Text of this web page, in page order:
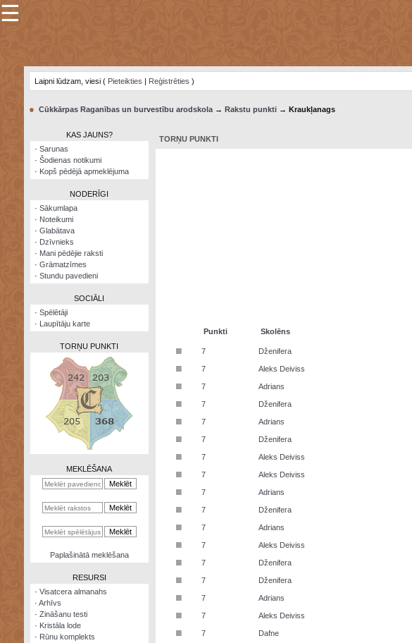
×
Šodienas
Visatcera
almanahs
kalkulators
☰
Laipni lūdzam, viesi ( Pieteikties | Reģistrēties )
● Cūkkārpas Raganības un burvestību arodskola→ Rakstu punkti→ Kraukļanags
KAS JAUNS?
· Sarunas
· Šodienas notikumi
· Kopš pēdējā apmeklējuma
NODERĪGI
· Sākumlapa
· Noteikumi
· Glabātava
· Dzīvnieks
· Mani pēdējie raksti
· Grāmatzīmes
· Stundu pavedieni
SOCIĀLI
· Spēlētāji
· Laupītāju karte
TORŅU PUNKTI
MEKLĒŠANA
Paplašinātā meklēšana
RESURSI
· Visatcera almanahs
· Arhīvs
· Zināšanu testi
· Kristāla lode
· Rūnu komplekts
TORŅU PUNKTI
Punkti Skolēns
■ 7 Dženifera
■ 7 Aleks Deiviss
■ 7 Adrians
■ 7 Dženifera
■ 7 Adrians
■ 7 Dženifera
■ 7 Aleks Deiviss
■ 7 Aleks Deiviss
■ 7 Adrians
■ 7 Dženifera
■ 7 Adrians
■ 7 Aleks Deiviss
■ 7 Dženifera
■ 7 Dženifera
■ 7 Adrians
■ 7 Aleks Deiviss
■ 7 Dafne